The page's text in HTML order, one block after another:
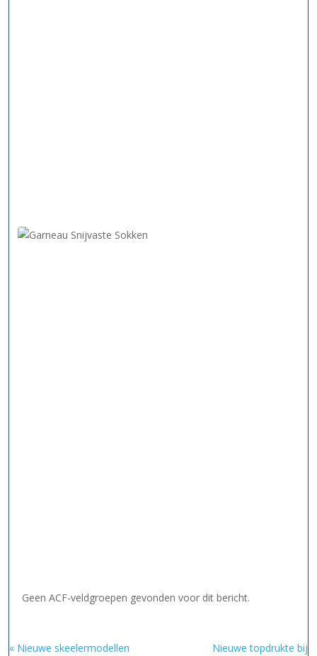
Geen ACF-veldgroepen gevonden voor dit bericht.
« Nieuwe skeelermodellen
Nieuwe topdrukte bij